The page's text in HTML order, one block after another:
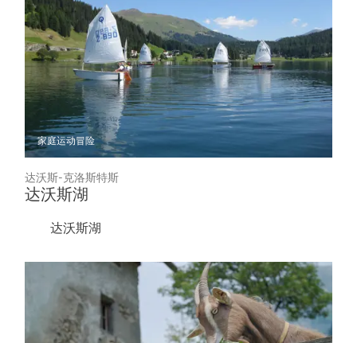
家庭运动冒险
达沃斯-克洛斯特斯
达沃斯湖
达沃斯湖